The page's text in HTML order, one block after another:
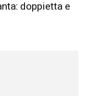
doppietta e